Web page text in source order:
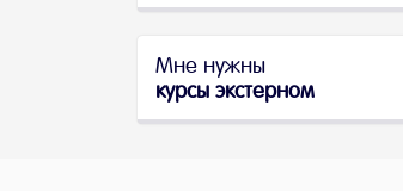
Мне нужны
курсы экстерном